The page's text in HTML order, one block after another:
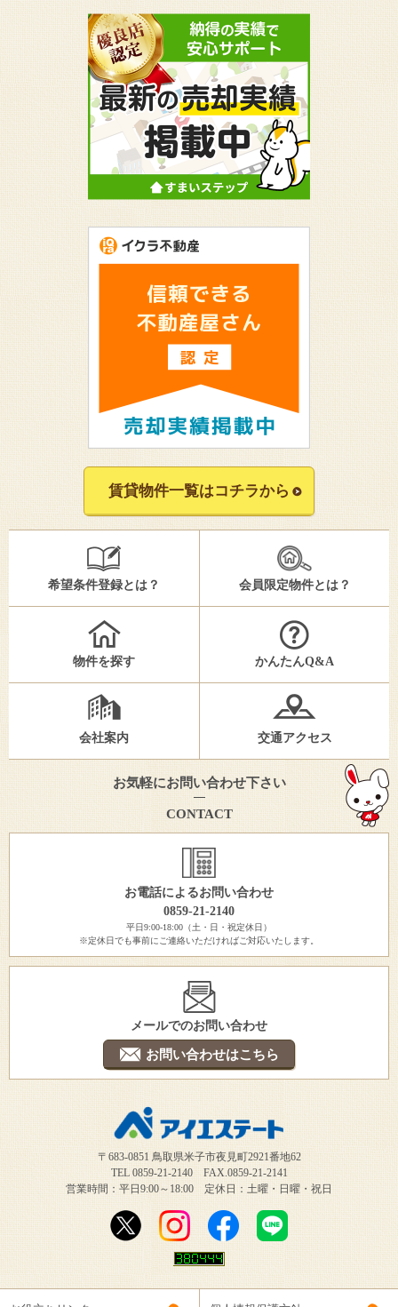
賃貸物件一覧はコチラから
希望条件登録とは？ 会員限定物件とは？
物件を探す かんたんQ&A
会社案内 交通アクセス
お気軽にお問い合わせ下さい
CONTACT
お電話によるお問い合わせ
0859-21-2140
平日9:00-18:00（土・日・祝定休日）
※定休日でも事前にご連絡いただければご対応いたします。
メールでのお問い合わせ
お問い合わせはこちら
〒683-0851 鳥取県米子市夜見町2921番地62
TEL 0859-21-2140 FAX.0859-21-2141
営業時間：平日9:00～18:00 定休日：土曜・日曜・祝日